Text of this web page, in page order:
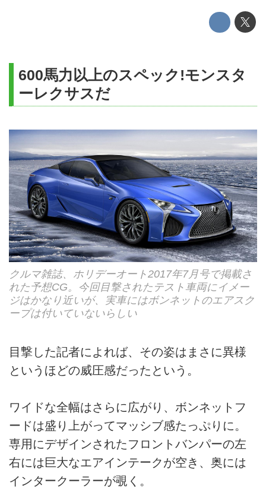
600馬力以上のスペック!モンスタ
ーレクサスだ
クルマ雑誌、ホリデーオート2017年7月号で掲載さ
れた予想CG。今回目撃されたテスト車両にイメー
ジはかなり近いが、実車にはボンネットのエアスク
ープは付いていないらしい
目撃した記者によれば、その姿はまさに異様
というほどの威圧感だったという。
ワイドな全幅はさらに広がり、ボンネットフ
ードは盛り上がってマッシブ感たっぷりに。
専用にデザインされたフロントバンパーの左
右には巨大なエアインテークが空き、奥には
インタークーラーが覗く。